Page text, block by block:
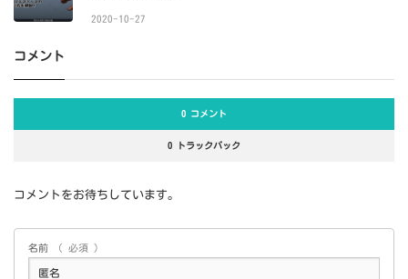
2020-10-27
コメント
0 コメント
0 トラックバック
コメントをお待ちしています。
名前 ( 必須 )